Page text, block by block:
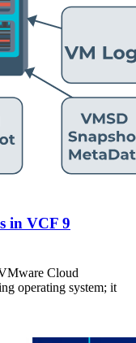
in VCF 9
Cloud
operating system; it